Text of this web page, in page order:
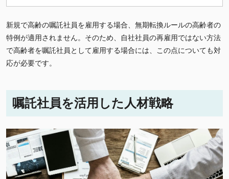
新規で高齢の嘱託社員を雇用する場合、無期転換ルールの高齢者の
特例が適用されません。そのため、自社社員の再雇用ではない方法
で高齢者を嘱託社員として雇用する場合には、この点についても対
応が必要です。
嘱託社員を活用した人材戦略